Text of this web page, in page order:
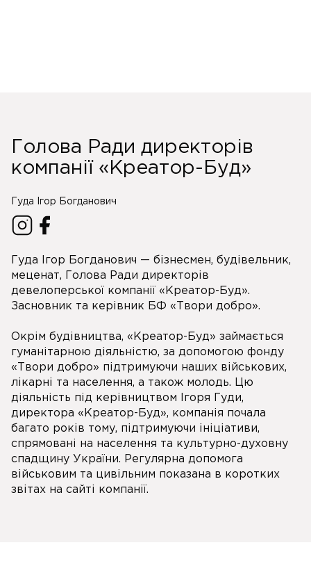
Голова Ради директорів
компанії «Креатор-Буд»
Гуда Ігор Богданович
Гуда Ігор Богданович — бізнесмен, будівельник,
меценат, Голова Ради директорів
девелоперської компанії «Креатор-Буд».
Засновник та керівник БФ «Твори добро».
Окрім будівництва, «Креатор-Буд» займається
гуманітарною діяльністю, за допомогою фонду
«Твори добро» підтримуючи наших військових,
лікарні та населення, а також молодь. Цю
діяльність під керівництвом Ігоря Гуди,
директора «Креатор-Буд», компанія почала
багато років тому, підтримуючи ініціативи,
спрямовані на населення та культурно-духовну
спадщину України. Регулярна допомога
військовим та цивільним показана в коротких
звітах на сайті компанії.